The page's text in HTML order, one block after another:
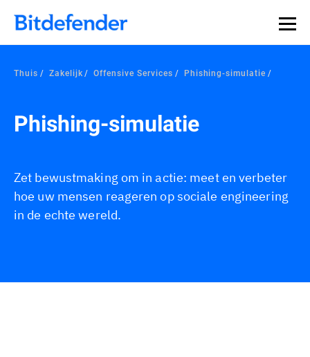
Thuis Zakelijk Offensive Services Phishing-simulatie
Phishing-simulatie
Zet bewustmaking om in actie: meet en verbeter
hoe uw mensen reageren op sociale engineering
in de echte wereld.